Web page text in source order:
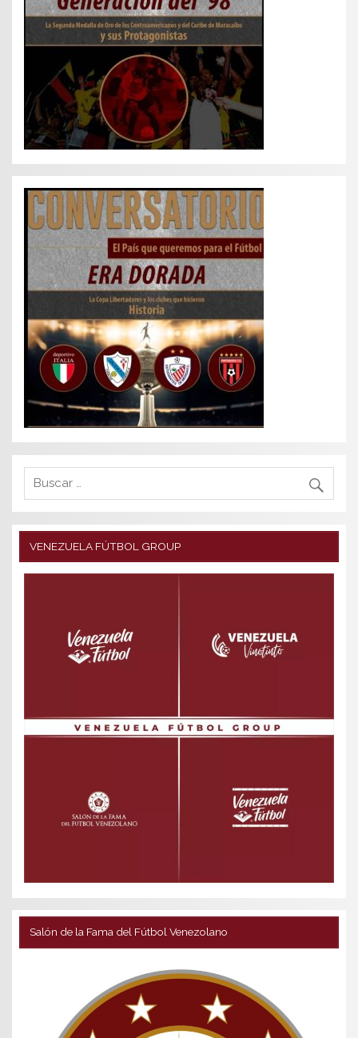
VENEZUELA FÚTBOL GROUP
Salón de la Fama del Fútbol Venezolano